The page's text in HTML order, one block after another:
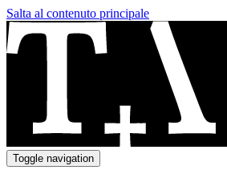
Salta al contenuto principale
Toggle navigation